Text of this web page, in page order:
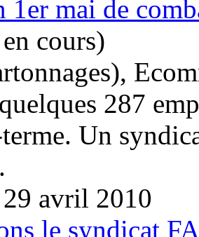
1er mai de
cours)
287
Un
avril 2010
le syndicat